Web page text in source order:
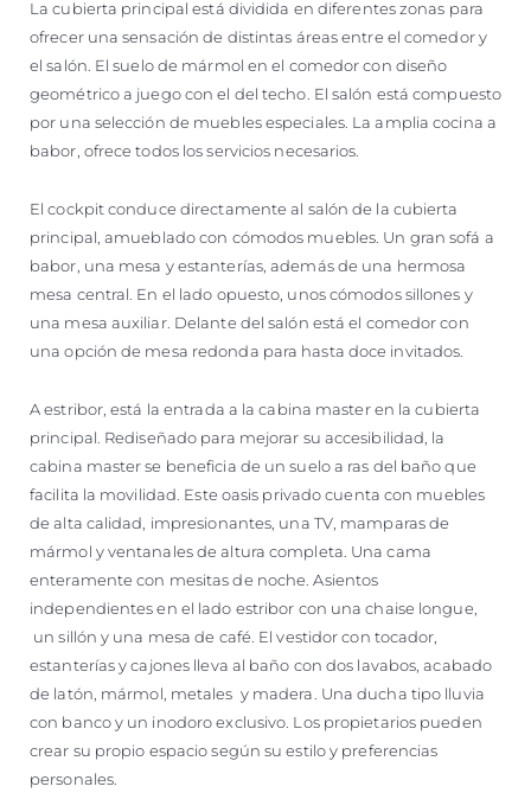
La cubierta principal está dividida en diferentes zonas para
ofrecer una sensación de distintas áreas entre el comedor y
el salón. El suelo de mármol en el comedor con diseño
geométrico a juego con el del techo. El salón está compuesto
por una selección de muebles especiales. La amplia cocina a
babor, ofrece todos los servicios necesarios.
El cockpit conduce directamente al salón de la cubierta
principal, amueblado con cómodos muebles. Un gran sofá a
babor, una mesa y estanterías, además de una hermosa
mesa central. En el lado opuesto, unos cómodos sillones y
una mesa auxiliar. Delante del salón está el comedor con
una opción de mesa redonda para hasta doce invitados.
A estribor, está la entrada a la cabina master en la cubierta
principal. Rediseñado para mejorar su accesibilidad, la
cabina master se beneficia de un suelo a ras del baño que
facilita la movilidad. Este oasis privado cuenta con muebles
de alta calidad, impresionantes, una TV, mamparas de
mármol y ventanales de altura completa. Una cama
enteramente con mesitas de noche. Asientos
independientes en el lado estribor con una chaise longue,
un sillón y una mesa de café. El vestidor con tocador,
estanterías y cajones lleva al baño con dos lavabos, acabado
de latón, mármol, metales y madera. Una ducha tipo lluvia
con banco y un inodoro exclusivo. Los propietarios pueden
crear su propio espacio según su estilo y preferencias
personales.